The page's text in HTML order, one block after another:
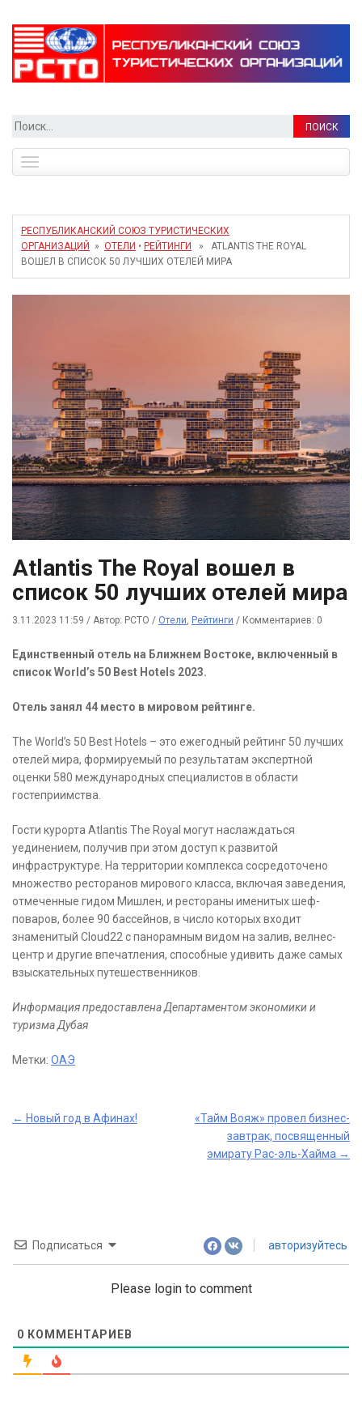
Найти:
navigation
РЕСПУБЛИКАНСКИЙ СОЮЗ ТУРИСТИЧЕСКИХ
ОРГАНИЗАЦИЙ
» ОТЕЛИ • РЕЙТИНГИ
» ATLANTIS THE ROYAL
ВОШЕЛ В СПИСОК 50 ЛУЧШИХ ОТЕЛЕЙ МИРА
Atlantis The Royal вошел в
список 50 лучших отелей мира
3.11.2023 11:59 / Автор: РСТО / Отели, Рейтинги / Комментариев: 0
Единственный отель на Ближнем Востоке, включенный в
список World’s 50 Best Hotels 2023.
Отель занял 44 место в мировом рейтинге.
The World’s 50 Best Hotels – это ежегодный рейтинг 50 лучших
отелей мира, формируемый по результатам экспертной
оценки 580 международных специалистов в области
гостеприимства.
Гости курорта Atlantis The Royal могут наслаждаться
уединением, получив при этом доступ к развитой
инфраструктуре. На территории комплекса сосредоточено
множество ресторанов мирового класса, включая заведения,
отмеченные гидом Мишлен, и рестораны именитых шеф-
поваров, более 90 бассейнов, в число которых входит
знаменитый Cloud22 с панорамным видом на залив, велнес-
центр и другие впечатления, способные удивить даже самых
взыскательных путешественников.
Информация предоставлена Департаментом экономики и
туризма Дубая
Метки: ОАЭ
Post
← Новый год в Афинах!
«Тайм Вояж» провел бизнес-
завтрак, посвященный
эмирату Рас-эль-Хайма →
Подписаться авторизуйтесь
Please login to comment
0 КОММЕНТАРИЕВ